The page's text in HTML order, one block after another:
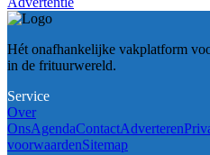
Hét onafhankelijke vakplatform
in de frituurwereld.
Service
Over
OnsAgendaContactAdverteren
voorwaardenSitemap